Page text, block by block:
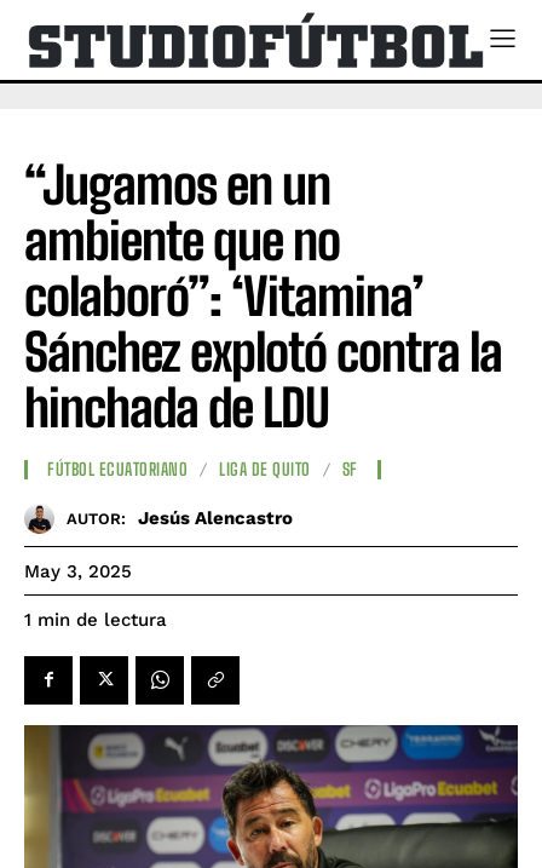
“Jugamos en un
ambiente que no
colaboró”: ‘Vitamina’
Sánchez explotó contra la
hinchada de LDU
FÚTBOL ECUATORIANO LIGA DE QUITO SF
AUTOR: Jesús Alencastro
May 3, 2025
1 min de lectura